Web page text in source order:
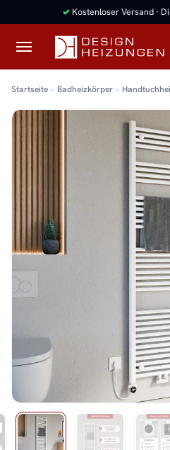
✓ Kostenloser Versand ·
Startseite Badheizkörper